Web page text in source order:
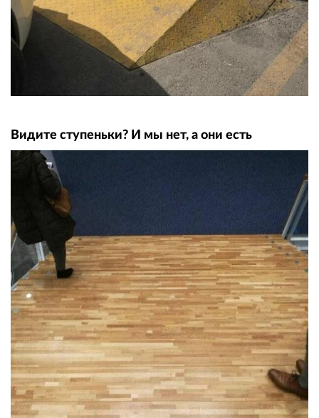
Видите ступеньки? И мы нет, а они есть